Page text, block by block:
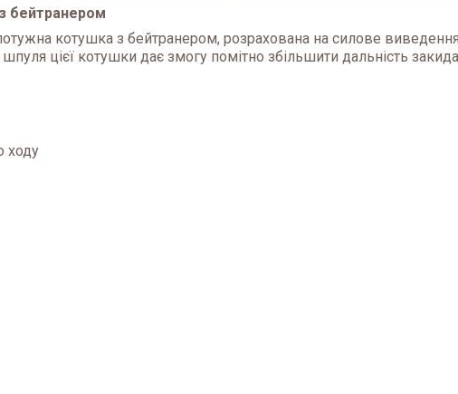
бейтранером
котушка з бейтранером, розрахована на силове
цієї котушки дає змогу помітно збільшити дальність
ходу